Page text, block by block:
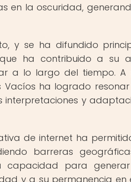
en la oscuridad,
y se ha difundido
ha contribuido a su
a lo largo del tiempo. A
Vacíos ha logrado
interpretaciones y
de internet ha
barreras
capacidad para
y a su permanencia en